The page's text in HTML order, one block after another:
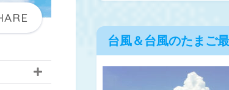
台風＆台風のたまご